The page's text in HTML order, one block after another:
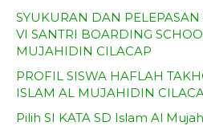
SYUKURAN DAN PELEPASAN
VI SANTRI BOARDING
MUJAHIDIN CILACAP
PROFIL SISWA HAFLAH
ISLAM AL MUJAHIDIN
Pilih SI KATA SD Islam Al